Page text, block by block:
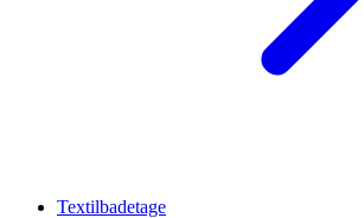
Textilbadetage